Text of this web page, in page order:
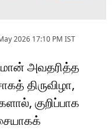
2026 17:10 PM IST
அவதரித்த
திருவிழா,
குறிப்பாக